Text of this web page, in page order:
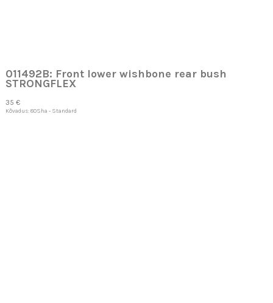
011492B: Front lower wishbone rear bush
STRONGFLEX
35 €
Kõvadus: 80Sha - Standard